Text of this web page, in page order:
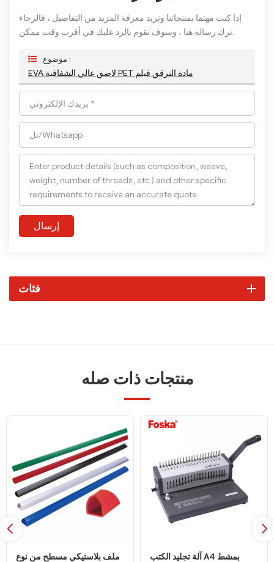
إذا كنت مهتما بمنتجاتنا وتريد معرفة المزيد من التفاصيل ، فالرجاء
موضوع :
EVA لاصق عالي الشفافية PET مادة الترقق فيلم
إرسال
فئات
منتجات ذات صله
ملف بلاستيكي مسطح من نوع
آلة تجليد الكتب A4 بمشط